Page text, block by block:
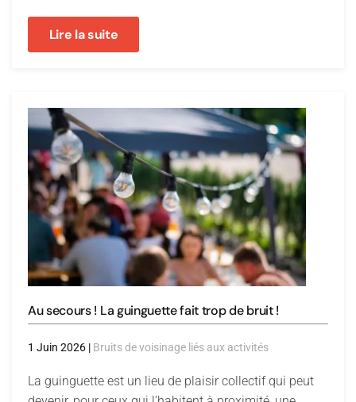
Lire la suite
Au secours ! La guinguette fait trop de bruit !
1 Juin 2026 | Bruits de voisinage liés aux activités
La guinguette est un lieu de plaisir collectif qui peut